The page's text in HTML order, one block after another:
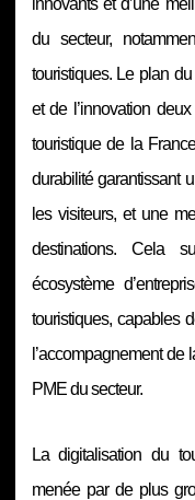
du secteur,
touristiques. Le plan
et de l’innovation
touristique de la
durabilité garantissant
les visiteurs, et une
destinations. Cela
écosystème
touristiques, capables
l’accompagnement
PME du secteur.
La digitalisation du
menée par de plus